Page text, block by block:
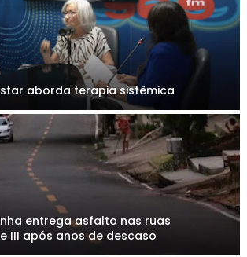
aborda terapia sistêmica
entrega asfalto nas ruas
III após anos de descaso